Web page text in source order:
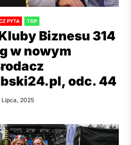
PYTA TOP
Biznesu 314
w nowym
odc. 44
Lipca, 2025